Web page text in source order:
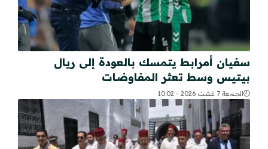
سفيان أمرابط يتمسك بالعودة إلى ريال
بيتيس وسط تعثر المفاوضات
الجمعة 7 غشت 2026 - 10:02